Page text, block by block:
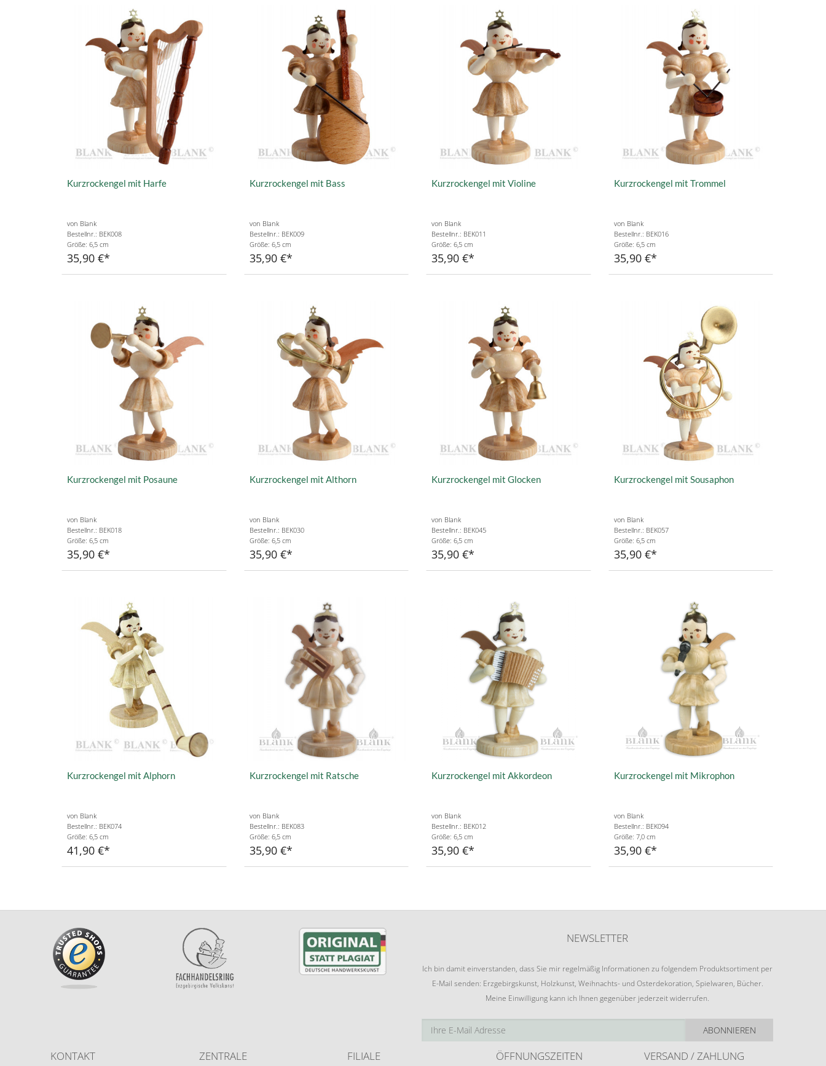
Kurzrockengel mit Harfe
von Blank
Bestellnr.: BEK008
Größe: 6,5 cm
35,90 €
Kurzrockengel mit Bass
von Blank
Bestellnr.: BEK009
Größe: 6,5 cm
35,90 €
Kurzrockengel mit Violine
von Blank
Bestellnr.: BEK011
Größe: 6,5 cm
35,90 €
Kurzrockengel mit Trommel
von Blank
Bestellnr.: BEK016
Größe: 6,5 cm
35,90 €
Kurzrockengel mit Posaune
von Blank
Bestellnr.: BEK018
Größe: 6,5 cm
35,90 €
Kurzrockengel mit Althorn
von Blank
Bestellnr.: BEK030
Größe: 6,5 cm
35,90 €
Kurzrockengel mit Glocken
von Blank
Bestellnr.: BEK045
Größe: 6,5 cm
35,90 €
Kurzrockengel mit Sousaphon
von Blank
Bestellnr.: BEK057
Größe: 6,5 cm
35,90 €
Kurzrockengel mit Alphorn
von Blank
Bestellnr.: BEK074
Größe: 6,5 cm
41,90 €
Kurzrockengel mit Ratsche
von Blank
Bestellnr.: BEK083
Größe: 6,5 cm
35,90 €
Kurzrockengel mit Akkordeon
von Blank
Bestellnr.: BEK012
Größe: 6,5 cm
35,90 €
Kurzrockengel mit Mikrophon
von Blank
Bestellnr.: BEK094
Größe: 7,0 cm
35,90 €
NEWSLETTER
Ich bin damit einverstanden, dass Sie mir regelmäßig Informationen zu folgendem Produktsortiment per
E-Mail senden: Erzgebirgskunst, Holzkunst, Weihnachts- und Osterdekoration, Spielwaren, Bücher.
Meine Einwilligung kann ich Ihnen gegenüber jederzeit widerrufen.
ABONNIEREN
KONTAKT ZENTRALE FILIALE
ÖFFNUNGSZEITEN
VERSAND / ZAHLUNG